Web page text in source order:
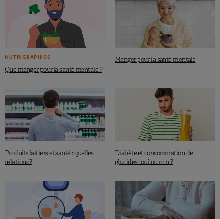
NUTRIGRAPHICS
Que manger pour la santé mentale ?
Manger pour la santé mentale
Produits laitiers et santé : quelles
relations ?
Diabète et consommation de
glucides : oui ou non ?